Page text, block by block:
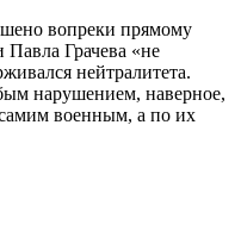
вопреки прямому
Грачева «не
нейтралитета.
нарушением, наверное,
самим военным, а по их